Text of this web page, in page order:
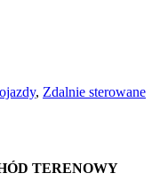
, Zdalnie sterowane
TERENOWY